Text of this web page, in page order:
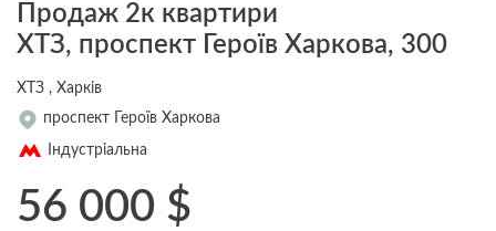
Продаж 2к квартири
ХТЗ, проспект Героїв Харкова, 300
ХТЗ , Харків
проспект Героїв Харкова
Індустріальна
56 000 $